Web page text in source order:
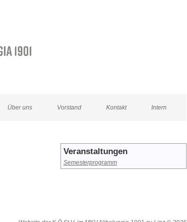
Über uns Vorstand Kontakt Intern
Veranstaltungen
Semesterprogramm